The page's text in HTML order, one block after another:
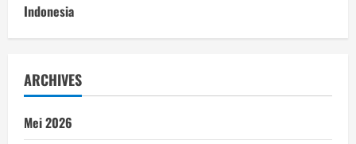
Indonesia
ARCHIVES
Mei 2026